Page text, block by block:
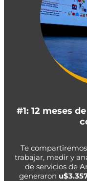
#1: 12 meses
Te
trabajar, medir y
de servicios de
generaron